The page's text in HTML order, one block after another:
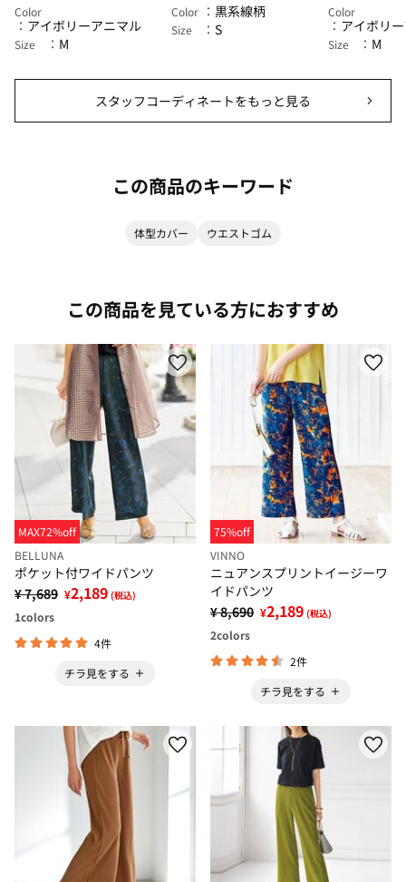
Color
アイボリーアニマル
Size M
Color 黒系線柄
Size S
Color
アイボリ
Size M
スタッフコーディネートをもっと見る
この商品のキーワード
体型カバー ウエストゴム
この商品を見ている方におすすめ
MAX72%off
BELLUNA
ポケット付ワイドパンツ
¥ 7,689 ¥2,189 (税込)
1colors
4件
チラ見をする
75%off
VINNO
ニュアンスプリントイージーワ
イドパンツ
¥ 8,690 ¥2,189 (税込)
2colors
2件
チラ見をする